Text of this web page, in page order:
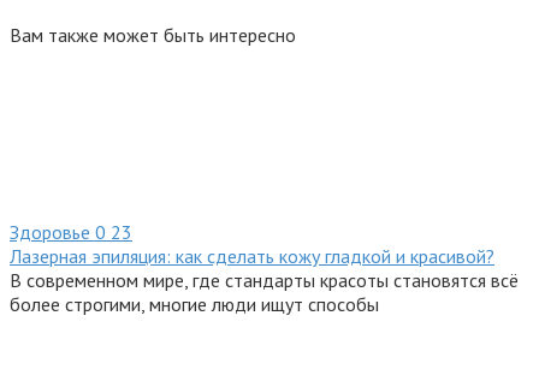
Вам также может быть интересно
Здоровье 0 23
Лазерная эпиляция: как сделать кожу гладкой и красивой?
В современном мире, где стандарты красоты становятся всё
более строгими, многие люди ищут способы